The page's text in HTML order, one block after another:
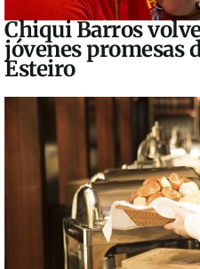
Chiqui Barros
jóvenes promesas
Esteiro